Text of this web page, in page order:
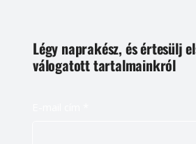
Légy naprakész, és értesülj
válogatott tartalmainkról